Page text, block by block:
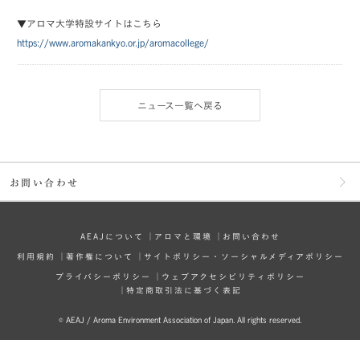
▼アロマ大学特設サイトはこちら
https://www.aromakankyo.or.jp/aromacollege/
ニュース一覧へ戻る
お問い合わせ
AEAJについて アロマと環境 お問い合わせ
利⽤規約 著作権について サイトポリシー・ソーシャルメディアポリシー
プライバシーポリシー
ウェブアクセシビリティポリシー
特定商取引法に基づく表記
© AEAJ / Aroma Environment Association of Japan. All rights reserved.